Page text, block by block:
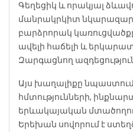
Գեղեցիկ և որակյալ
մանրակրկիտ
բարձրորակ
ավելի հաճելի և
Զարգացնող
Այս խաղալիքը
հմտությունների,
երևակայական
Երեխան սովորում է